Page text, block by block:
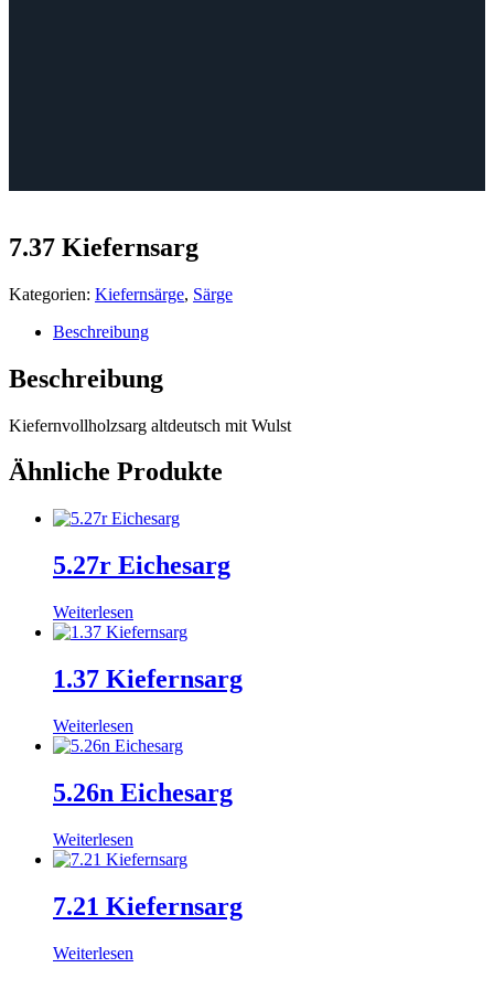
7.37 Kiefernsarg
Kategorien: Kiefernsärge, Särge
Beschreibung
Beschreibung
Kiefernvollholzsarg altdeutsch mit Wulst
Ähnliche Produkte
5.27r Eichesarg
Weiterlesen
1.37 Kiefernsarg
Weiterlesen
5.26n Eichesarg
Weiterlesen
7.21 Kiefernsarg
Weiterlesen